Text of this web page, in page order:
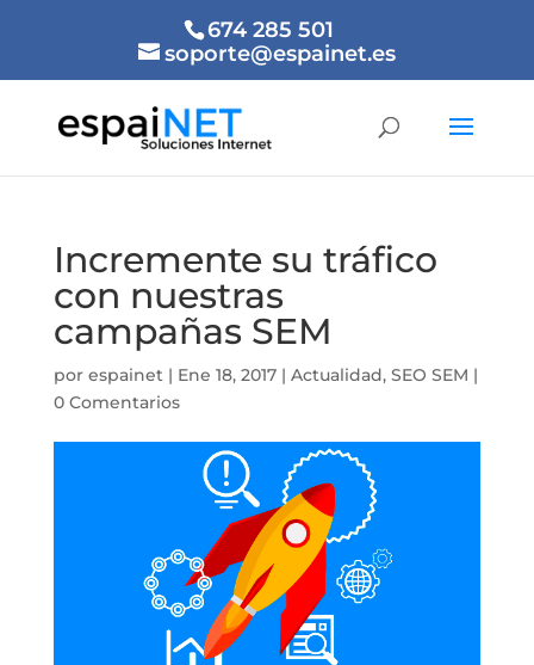
674 285 501
soporte@espainet.es
Incremente su tráfico
con nuestras
campañas SEM
por espainet| Ene 18, 2017| Actualidad, SEO SEM |
0 Comentarios